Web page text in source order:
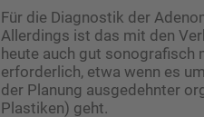
Für die Diagnostik der
Allerdings ist das mit den
heute auch gut sonografisch
erforderlich, etwa wenn es
der Planung ausgedehnter
Plastiken) geht.